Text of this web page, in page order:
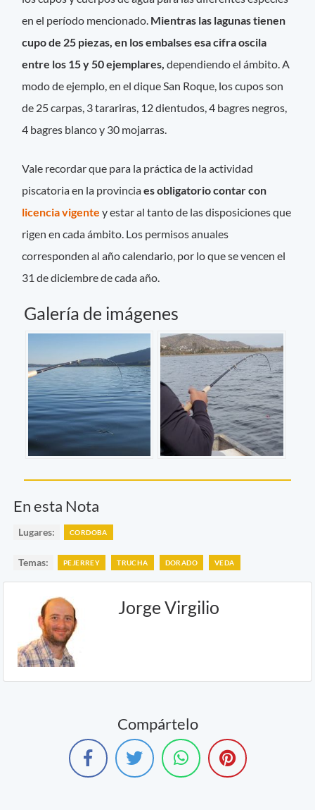
en el período mencionado. Mientras las lagunas tienen
cupo de 25 piezas, en los embalses esa cifra oscila
entre los 15 y 50 ejemplares, dependiendo el ámbito. A
modo de ejemplo, en el dique San Roque, los cupos son
de 25 carpas, 3 tarariras, 12 dientudos, 4 bagres negros,
4 bagres blanco y 30 mojarras.
Vale recordar que para la práctica de la actividad
piscatoria en la provinciaes obligatorio contar con
licencia vigente y estar al tanto de las disposiciones que
rigen en cada ámbito. Los permisos anuales
corresponden al año calendario, por lo que se vencen el
31 de diciembre de cada año.
Galería de imágenes
En esta Nota
Lugares: CORDOBA
Temas: PEJERREY TRUCHA DORADO VEDA
Jorge Virgilio
Compártelo